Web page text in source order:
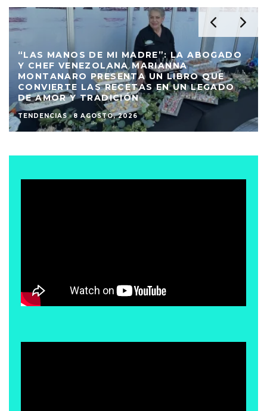
“LAS MANOS DE MI MADRE”: LA ABOGADO
Y CHEF VENEZOLANA MARIANNA
MONTANARO PRESENTA UN LIBRO QUE
CONVIERTE LAS RECETAS EN UN LEGADO
DE AMOR Y TRADICIÓN
TENDENCIAS · 8 AGOSTO, 2026